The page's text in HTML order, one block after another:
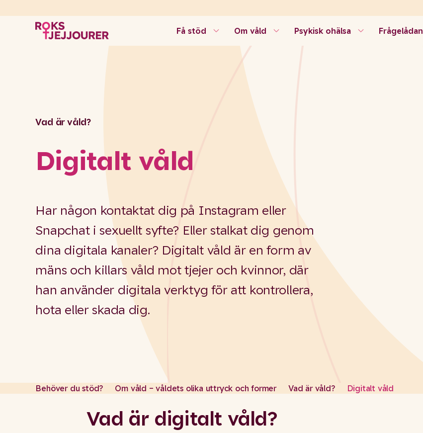
Få stöd Om våld Psykisk ohälsa Frågelådan
Vad är våld?
Digitalt våld
Har någon kontaktat dig på Instagram eller
Snapchat i sexuellt syfte? Eller stalkat dig genom
dina digitala kanaler? Digitalt våld är en form av
mäns och killars våld mot tjejer och kvinnor, där
han använder digitala verktyg för att kontrollera,
hota eller skada dig.
Behöver du stöd? Om våld – våldets olika uttryck och former Vad är våld? Digitalt våld
Vad är digitalt våld?